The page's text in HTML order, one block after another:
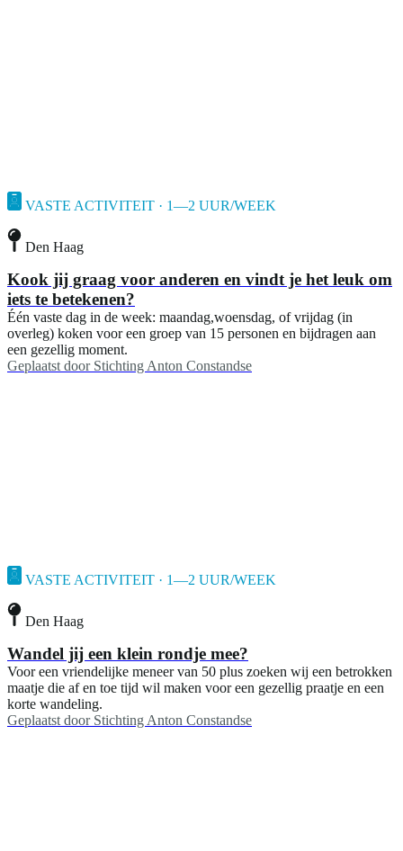
VASTE ACTIVITEIT · 1—2 UUR/WEEK
Den Haag
Kook jij graag voor anderen en vindt je het leuk om
iets te betekenen?
Één vaste dag in de week: maandag,woensdag, of vrijdag (in
overleg) koken voor een groep van 15 personen en bijdragen aan
een gezellig moment.
Geplaatst door Stichting Anton Constandse
VASTE ACTIVITEIT · 1—2 UUR/WEEK
Den Haag
Wandel jij een klein rondje mee?
Voor een vriendelijke meneer van 50 plus zoeken wij een betrokken
maatje die af en toe tijd wil maken voor een gezellig praatje en een
korte wandeling.
Geplaatst door Stichting Anton Constandse